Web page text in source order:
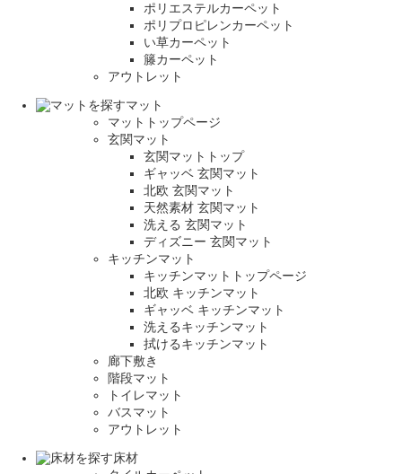
ポリエステルカーペット
ポリプロピレンカーペット
い草カーペット
籐カーペット
アウトレット
マット
マットトップページ
玄関マット
玄関マットトップ
ギャッベ 玄関マット
北欧 玄関マット
天然素材 玄関マット
洗える 玄関マット
ディズニー 玄関マット
キッチンマット
キッチンマットトップページ
北欧 キッチンマット
ギャッベ キッチンマット
洗えるキッチンマット
拭けるキッチンマット
廊下敷き
階段マット
トイレマット
バスマット
アウトレット
床材